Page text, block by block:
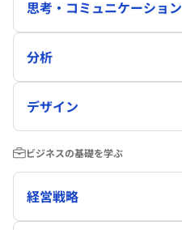
思考・コミュニケーション
分析
デザイン
ビジネスの基礎を学ぶ
経営戦略